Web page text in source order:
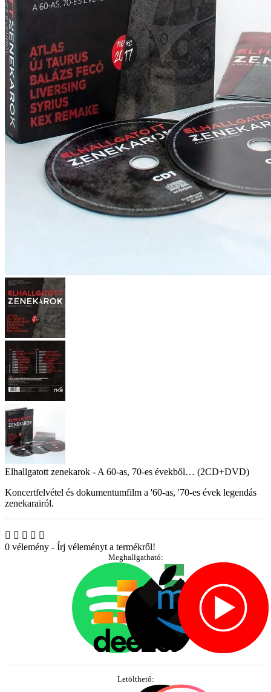
Elhallgatott zenekarok - A 60-as, 70-es évekből… (2CD+DVD)
Koncertfelvétel és dokumentumfilm a '60-as, '70-es évek legendás
zenekarairól.
0 vélemény - Írj véleményt a termékről!
Meghallgatható:
Letölthető: